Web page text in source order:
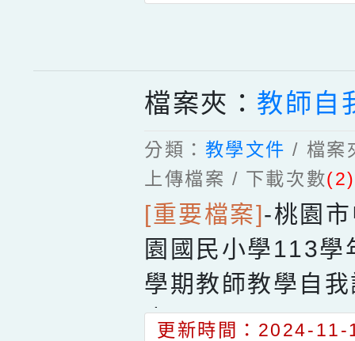
檔案夾： 教師自
分類： 教學文件 / 檔案
上傳檔案 / 下載次數(2)
[重要檔案]-桃園
園國民小學113學
學期教師教學自
表.docx
更新時間：2024-